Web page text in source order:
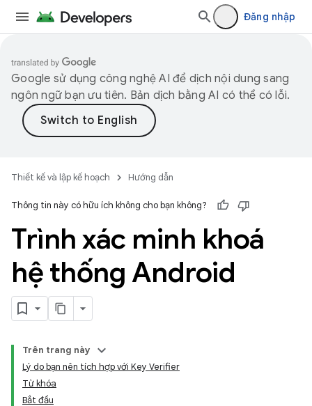
Đăng nhập
Google sử dụng công nghệ AI để dịch nội dung sang
ngôn ngữ bạn ưu tiên. Bản dịch bằng AI có thể có lỗi.
Thiết kế và lập kế hoạch Hướng dẫn
Thông tin này có hữu ích không cho bạn không?
Trình xác minh khoá
hệ thống Android
Trên trang này
Lý do bạn nên tích hợp với Key Verifier
Từ khóa
Bắt đầu